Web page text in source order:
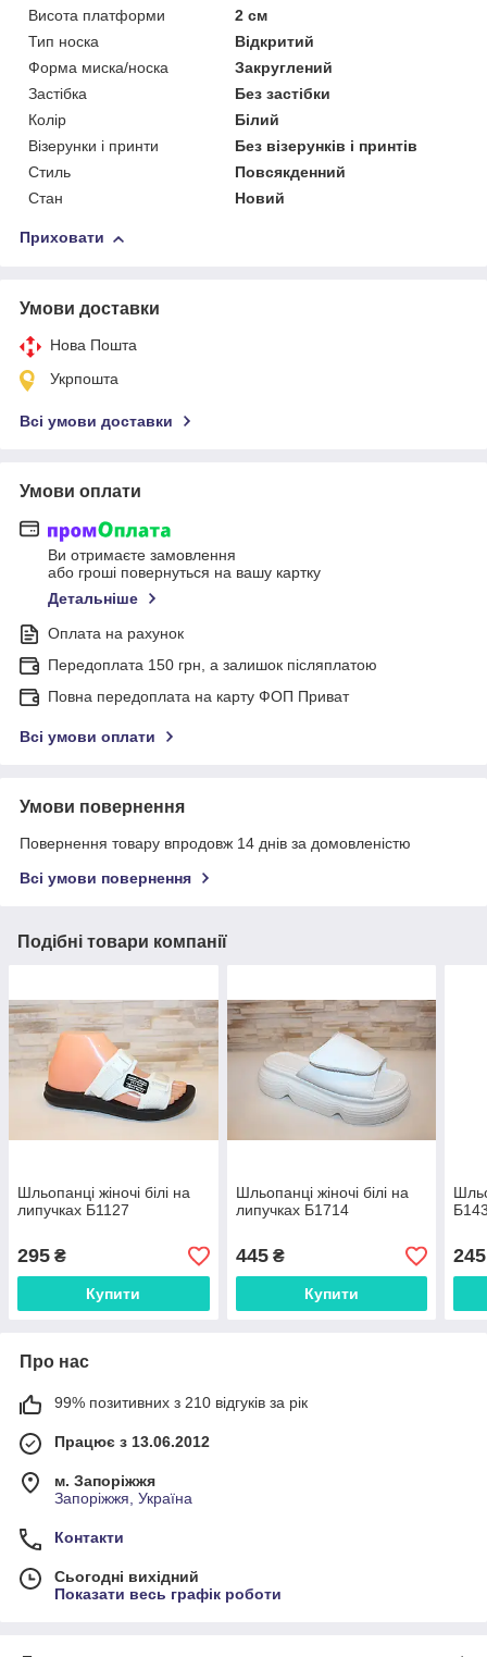
Висота платформи
2 см
Тип носка
Відкритий
Форма миска/носка
Закруглений
Застібка
Без застібки
Колір
Білий
Візерунки і принти
Без візерунків і принтів
Стиль
Повсякденний
Стан
Новий
Приховати
Умови доставки
Нова Пошта
Укрпошта
Всі умови доставки
Умови оплати
Ви отримаєте замовлення
або гроші повернуться на вашу картку
Детальніше
Оплата на рахунок
Передоплата 150 грн, а залишок післяплатою
Повна передоплата на карту ФОП Приват
Всі умови оплати
Умови повернення
Повернення товару впродовж 14 днів за домовленістю
Всі умови повернення
Подібні товари компанії
Шльопанці жіночі білі на
липучках Б1127
295 ₴
Купити
Шльопанці жіночі білі на
липучках Б1714
445₴
Купити
245
Про нас
99% позитивних з 210 відгуків за рік
Працює з 13.06.2012
м. Запоріжжя
Запоріжжя, Україна
Контакти
Сьогодні вихідний
Показати весь графік роботи